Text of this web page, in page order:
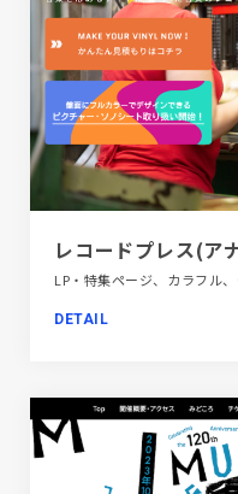
DETAIL